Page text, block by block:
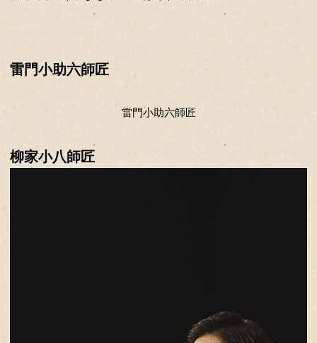
25歳で柳家喜多八に入門、芸歴17年目
打昇進。ツイッターをなかなか更新し
んである三遊亭粋歌さんのツイートで
くつろいでいる。
柳家小八（やなぎや こはち）-船徳